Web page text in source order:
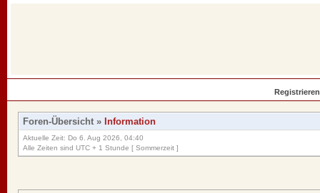
Registrieren
Foren-Übersicht » Information
Aktuelle Zeit: Do 6. Aug 2026, 04:40
Alle Zeiten sind UTC + 1 Stunde [ Sommerzeit ]